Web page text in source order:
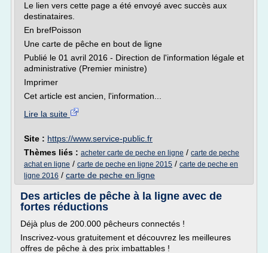
Le lien vers cette page a été envoyé avec succès aux
destinataires.
En brefPoisson
Une carte de pêche en bout de ligne
Publié le 01 avril 2016 - Direction de l'information légale et
administrative (Premier ministre)
Imprimer
Cet article est ancien, l'information...
Lire la suite
Site : https://www.service-public.fr
Thèmes liés : acheter carte de peche en ligne / carte de peche
achat en ligne / carte de peche en ligne 2015 / carte de peche en
ligne 2016 / carte de peche en ligne
Des articles de pêche à la ligne avec de
fortes réductions
Déjà plus de 200.000 pêcheurs connectés !
Inscrivez-vous gratuitement et découvrez les meilleures
offres de pêche à des prix imbattables !